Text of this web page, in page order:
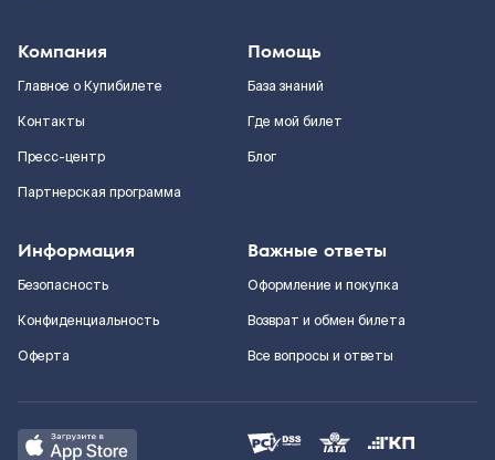
Компания
Главное о Купибилете
Контакты
Пресс-центр
Партнерская программа
Помощь
База знаний
Где мой билет
Блог
Информация
Безопасность
Конфиденциальность
Оферта
Важные ответы
Оформление и покупка
Возврат и обмен билета
Все вопросы и ответы